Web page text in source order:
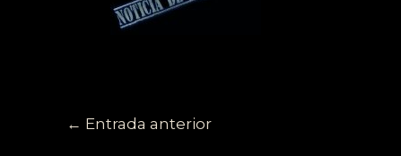
← Entrada anterior